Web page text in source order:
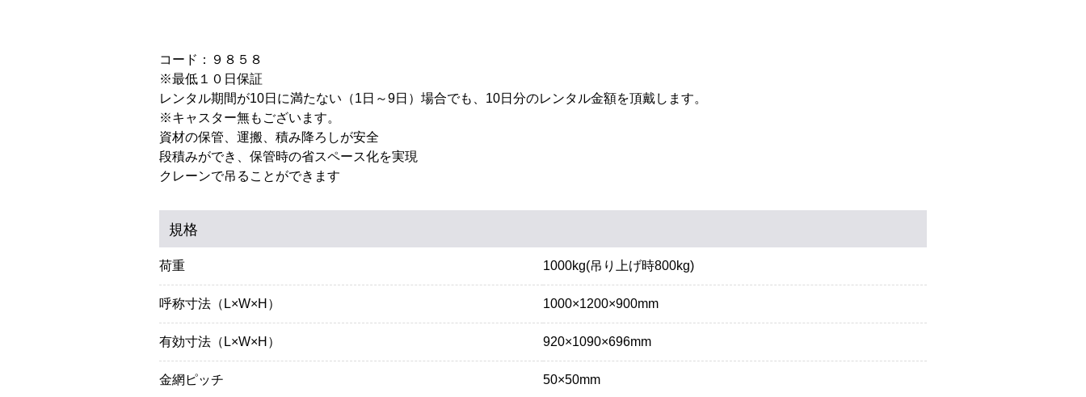
コード：９８５８
※最低１０日保証
レンタル期間が10日に満たない（1日～9日）場合でも、10日分のレンタル金額を頂戴します。
※キャスター無もございます。
資材の保管、運搬、積み降ろしが安全
段積みができ、保管時の省スペース化を実現
クレーンで吊ることができます
規格
荷重 1000kg(吊り上げ時800kg)
呼称寸法（L×W×H） 1000×1200×900mm
有効寸法（L×W×H） 920×1090×696mm
金網ピッチ 50×50mm